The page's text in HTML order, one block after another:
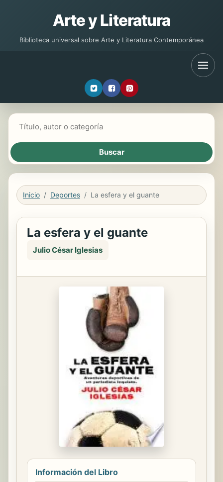
Arte y Literatura
Biblioteca universal sobre Arte y Literatura Contemporánea
Inicio Deportes La esfera y el guante
La esfera y el guante
Julio César Iglesias
Información del Libro